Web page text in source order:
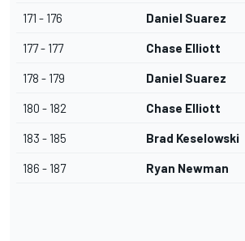
171 - 176 Daniel Suarez
177 - 177 Chase Elliott
178 - 179 Daniel Suarez
180 - 182 Chase Elliott
183 - 185 Brad Keselowski
186 - 187 Ryan Newman